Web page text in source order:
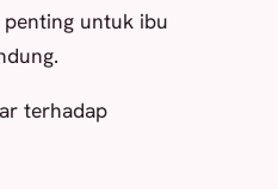
untuk ibu
terhadap